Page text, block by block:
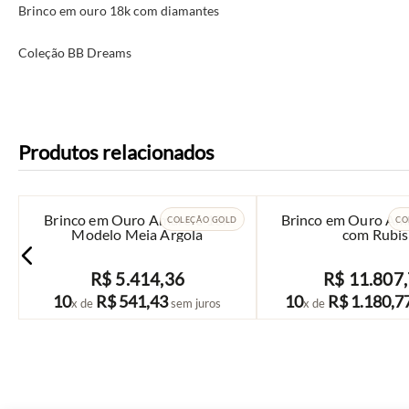
Brinco em ouro 18k com diamantes
Coleção BB Dreams
Produtos relacionados
COLEÇÃO GOLD
Brinco em Ouro Amarelo 18k
Modelo Meia Argola
R$ 5.414,36
10x de R$541,43sem juros
COMPRAR
Brinco em Ouro
com Rubis
R$ 11.807,
10x de R$ 1.180,
COMPRAR